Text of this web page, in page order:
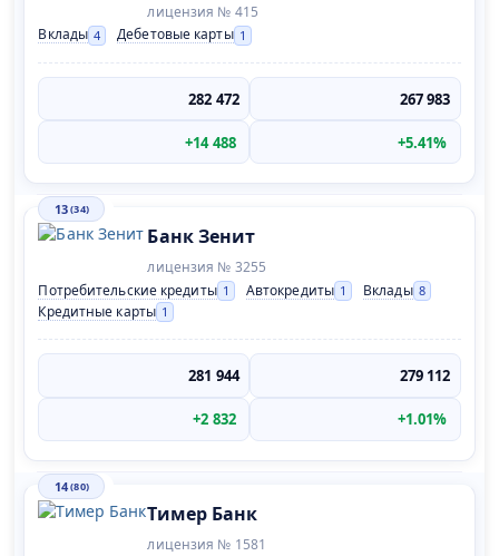
лицензия № 415
Вклады 4 Дебетовые карты 1
282 472 267 983
+14 488 +5.41%
13(34)
Банк Зенит
лицензия № 3255
Потребительские кредиты 1 Автокредиты 1 Вклады 8
Кредитные карты 1
281 944 279 112
+2 832 +1.01%
14(80)
Тимер Банк
лицензия № 1581